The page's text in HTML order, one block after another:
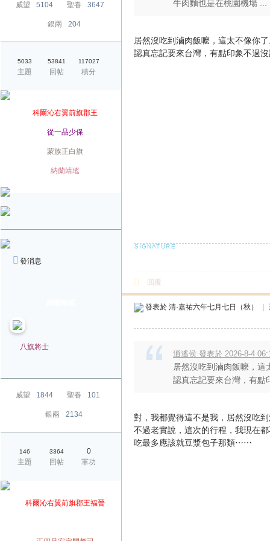
威望 5104 聖眷 3647
銀兩 204
5033
主題
53841
回帖
117027
積分
科爾沁右翼前旗郡王
從一品少保
蒙族正白旗
納蘭靖瑤
發消息
牛肉麵也是在桃園機場 ...
居然沒吃到滷肉飯嚒，這太不像你
認真忘記要來台灣，有點印象不過
回覆
八旗將士
威望 1844 聖眷 101
銀兩 2134
146
主題
3364
回帖
0
軍功
科爾沁右翼前旗郡王福晉
發表於 清·嘉祐六年七月七日（秋）
逍遙侯 發表於 2026-8-4
居然沒吃到滷肉飯嚒，這
認真忘記要來台灣，有點
對，我都覺得這不是我，居然沒吃
不過老實說，這次的行程，我現在
吃最多應該就豆漿包子那類⋯⋯